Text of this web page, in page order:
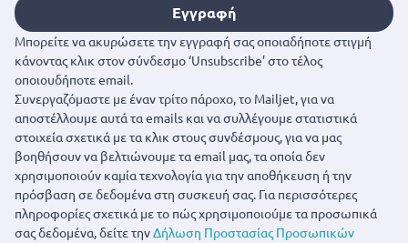
Εγγραφή
Μπορείτε να ακυρώσετε την εγγραφή σας οποιαδήποτε στιγμή
κάνοντας κλικ στον σύνδεσμο ‘Unsubscribe’ στο τέλος
οποιουδήποτε email.
Συνεργαζόμαστε με έναν τρίτο πάροχο, το Mailjet, για να
αποστέλλουμε αυτά τα emails και να συλλέγουμε στατιστικά
στοιχεία σχετικά με τα κλικ στους συνδέσμους, για να μας
βοηθήσουν να βελτιώνουμε τα email μας, τα οποία δεν
χρησιμοποιούν καμία τεχνολογία για την αποθήκευση ή την
πρόσβαση σε δεδομένα στη συσκευή σας. Για περισσότερες
πληροφορίες σχετικά με το πώς χρησιμοποιούμε τα προσωπικά
σας δεδομένα, δείτε τηνΔήλωση Προστασίας Προσωπικών